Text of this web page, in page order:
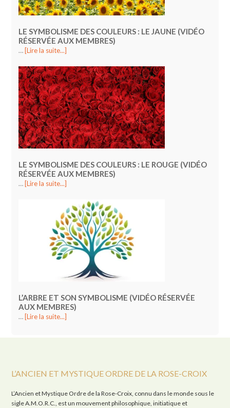
LE SYMBOLISME DES COULEURS : LE JAUNE (VIDÉO
RÉSERVÉE AUX MEMBRES)
… [Lire la suite...]
LE SYMBOLISME DES COULEURS : LE ROUGE (VIDÉO
RÉSERVÉE AUX MEMBRES)
… [Lire la suite...]
L’ARBRE ET SON SYMBOLISME (VIDÉO RÉSERVÉE
AUX MEMBRES)
… [Lire la suite...]
L’ANCIEN ET MYSTIQUE ORDRE DE LA ROSE-CROIX
L’Ancien et Mystique Ordre de la Rose-Croix, connu dans le monde sous le
sigle A.M.O.R.C., est un mouvement philosophique, initiatique et